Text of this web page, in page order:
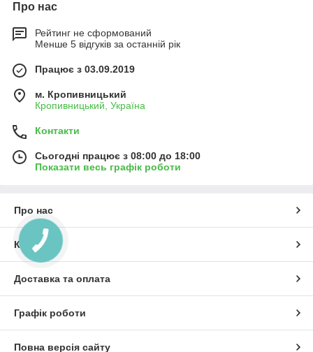
Про нас
Рейтинг не сформований
Менше 5 відгуків за останній рік
Працює з 03.09.2019
м. Кропивницький
Кропивницький, Україна
Контакти
Сьогодні працює з 08:00 до 18:00
Показати весь графік роботи
Про нас
Контакти
Доставка та оплата
Графік роботи
Повна версія сайту